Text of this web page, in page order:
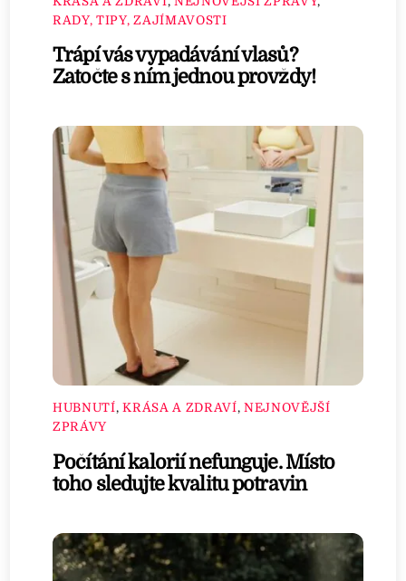
RADY, TIPY, ZAJÍMAVOSTI
Trápí vás vypadávání vlasů?
Zatočte s ním jednou provždy!
HUBNUTÍ,KRÁSA A ZDRAVÍ, NEJNOVĚJŠÍ
ZPRÁVY
Počítání kalorií nefunguje. Místo
toho sledujte kvalitu potravin